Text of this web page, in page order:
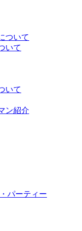
ついて
いて
いて
ン紹介
パーティー